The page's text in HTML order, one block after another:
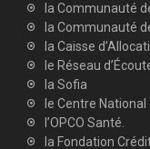
la Communauté
la Communauté
la Caisse
le Réseau
la Sofia
le Centre National
l’OPCO Santé.
la Fondation